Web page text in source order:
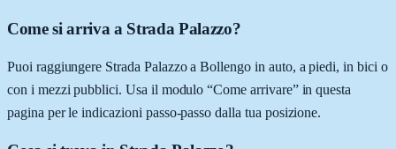
Come si arriva a Strada Palazzo?
Puoi raggiungere Strada Palazzo a Bollengo in auto, a piedi, in bici o
con i mezzi pubblici. Usa il modulo “Come arrivare” in questa
pagina per le indicazioni passo-passo dalla tua posizione.